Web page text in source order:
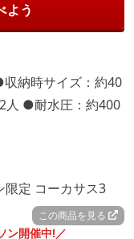
よう
納時サイズ：約40
●耐水圧：約400
この商品を見る
ン開催中!／